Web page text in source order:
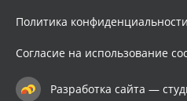
Политика конфиденциальности
Согласие на использование
Разработка сайта —